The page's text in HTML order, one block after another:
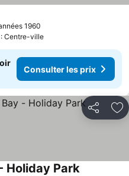
1960
: Centre-ville
Consulter les prix
Partager
Holiday Park